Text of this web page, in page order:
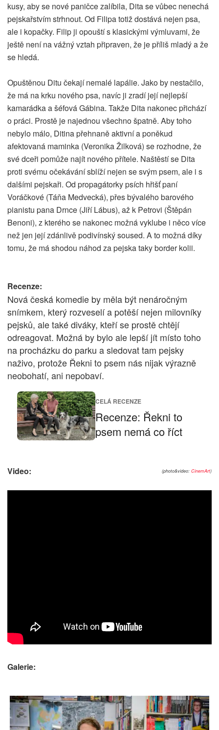
kusy, aby se nové paničce zalíbila, Dita se vůbec nenechá
pejskařstvím strhnout. Od Filipa totiž dostává nejen psa,
ale i kopačky. Filip ji opouští s klasickými výmluvami, že
ještě není na vážný vztah připraven, že je příliš mladý a že
se hledá.
Opuštěnou Ditu čekají nemalé lapálie. Jako by nestačilo,
že má na krku nového psa, navíc ji zradí její nejlepší
kamarádka a šéfová Gábina. Takže Dita nakonec přichází
o práci. Prostě je najednou všechno špatně. Aby toho
nebylo málo, Ditina přehnaně aktivní a poněkud
afektovaná maminka (Veronika Žilková) se rozhodne, že
své dceři pomůže najít nového přítele. Naštěstí se Dita
proti svému očekávání sblíží nejen se svým psem, ale i s
dalšími pejskaři. Od propagátorky psích hřišť paní
Voráčkové (Táňa Medvecká), přes bývalého barového
pianistu pana Drnce (Jiří Lábus), až k Petrovi (Štěpán
Benoni), z kterého se nakonec možná vyklube i něco více
než jen její zdánlivě podivínský soused. A to možná díky
tomu, že má shodou náhod za pejska taky border kolii.
Recenze:
Nová česká komedie by měla být nenáročným
snímkem, který rozveselí a potěší nejen milovníky
pejsků, ale také diváky, kteří se prostě chtějí
odreagovat. Možná by bylo ale lepší jít místo toho
na procházku do parku a sledovat tam pejsky
naživo, protože Řekni to psem nás nijak výrazně
neobohatí, ani nepobaví.
CELÁ RECENZE
Recenze: Řekni to
psem nemá co říct
(photo&video: CinemArt)
Video:
Galerie: